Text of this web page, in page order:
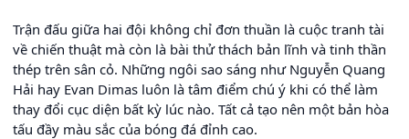
Trận đấu giữa hai đội không chỉ đơn thuần là cuộc tranh tài
về chiến thuật mà còn là bài thử thách bản lĩnh và tinh thần
thép trên sân cỏ. Những ngôi sao sáng như Nguyễn Quang
Hải hay Evan Dimas luôn là tâm điểm chú ý khi có thể làm
thay đổi cục diện bất kỳ lúc nào. Tất cả tạo nên một bản hòa
tấu đầy màu sắc của bóng đá đỉnh cao.